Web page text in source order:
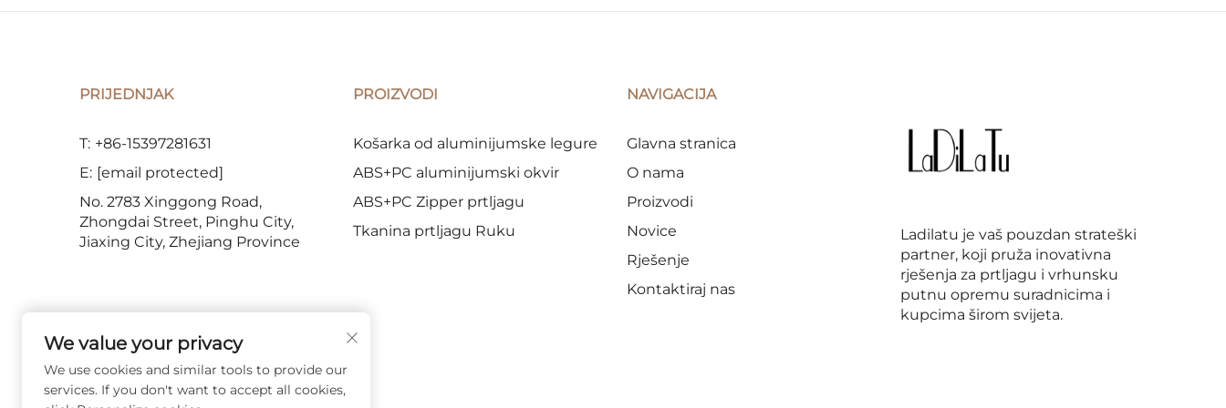
PRIJEDNJAK
T: +86-15397281631
E: [email protected]
No. 2783 Xinggong Road,
Zhongdai Street, Pinghu City,
Jiaxing City, Zhejiang Province
PROIZVODI
Košarka od aluminijumske legure
ABS+PC aluminijumski okvir
ABS+PC Zipper prtljagu
Tkanina prtljagu Ruku
NAVIGACIJA
Glavna stranica
O nama
Proizvodi
Novice
Rješenje
Kontaktiraj nas
Ladilatu je vaš pouzdan strateški
partner, koji pruža inovativna
rješenja za prtljagu i vrhunsku
putnu opremu suradnicima i
kupcima širom svijeta.
PRATITE NAS
We value your privacy
We use cookies and similar tools to provide our
services. If you don't want to accept all cookies,